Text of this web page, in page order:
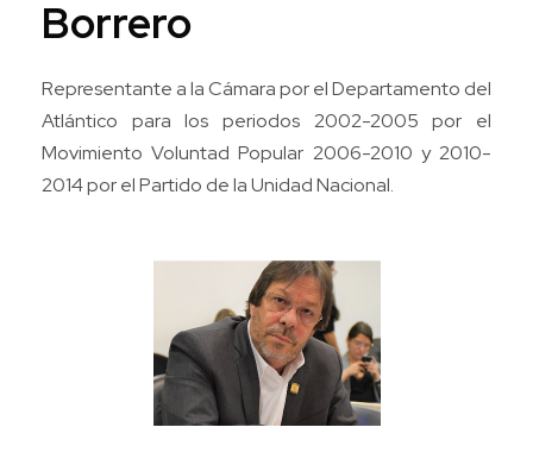
Borrero
Representante a la Cámara por el Departamento del
Atlántico para los periodos 2002-2005 por el
Movimiento Voluntad Popular 2006-2010 y 2010-
2014 por el Partido de la Unidad Nacional.